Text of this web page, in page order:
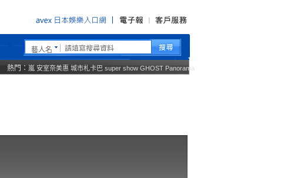
藝人名
熱門： 嵐 安室奈美惠 城市札卡巴 super show GHOST Panorama